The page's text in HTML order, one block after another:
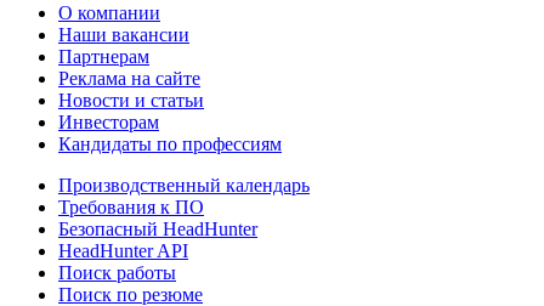
О компании
Наши вакансии
Партнерам
Реклама на сайте
Новости и статьи
Инвесторам
Кандидаты по профессиям
Производственный календарь
Требования к ПО
Безопасный HeadHunter
HeadHunter API
Поиск работы
Поиск по резюме